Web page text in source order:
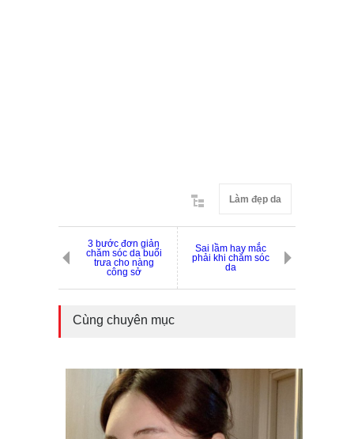
Làm đẹp da
3 bước đơn giản
chăm sóc da buổi
trưa cho nàng
công sở
Sai lầm hay mắc
phải khi chăm sóc
da
Cùng chuyên mục